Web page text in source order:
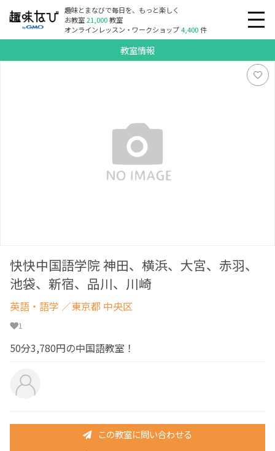
趣味とまなびで毎日を、もっと楽しく
お教室21,000教室
オンラインレッスン・ワークショップ4,400件
教室情報
快快中国語学院 神田、横浜、大宮、赤羽、
池袋、新宿、品川、川崎
英語・語学 ／東京都 中央区
1
50分3,780円の中国語教室！
この教室に問い合わせる